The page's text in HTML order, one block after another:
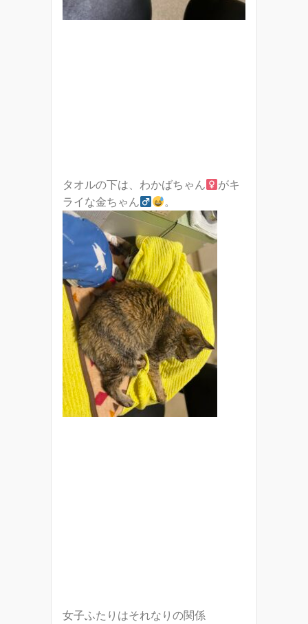
タオルの下は、わかばちゃん
がキ
ライな金ちゃん
。
女子ふたりはそれなりの関係